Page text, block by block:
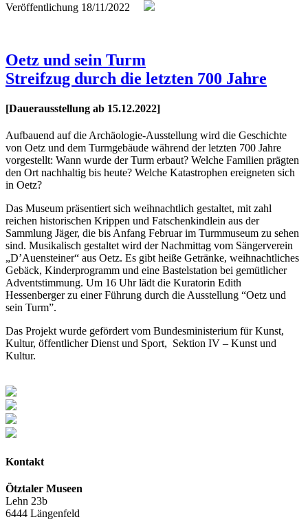
Veröffentlichung 18/11/2022
Oetz und sein Turm
Streifzug durch die letzten 700 Jahre
[Dauerausstellung ab 15.12.2022]
Aufbauend auf die Archäologie-Ausstellung wird die Geschichte
von Oetz und dem Turmgebäude während der letzten 700 Jahre
vorgestellt: Wann wurde der Turm erbaut? Welche Familien prägten
den Ort nachhaltig bis heute? Welche Katastrophen ereigneten sich
in Oetz?
Das Museum präsentiert sich weihnachtlich gestaltet, mit zahl
reichen historischen Krippen und Fatschenkindlein aus der
Sammlung Jäger, die bis Anfang Februar im Turmmuseum zu sehen
sind. Musikalisch gestaltet wird der Nachmittag vom Sängerverein
„D’Auensteiner“ aus Oetz. Es gibt heiße Getränke, weihnachtliches
Gebäck, Kinderprogramm und eine Bastelstation bei gemütlicher
Adventstimmung. Um 16 Uhr lädt die Kuratorin Edith
Hessenberger zu einer Führung durch die Ausstellung “Oetz und
sein Turm”.
Das Projekt wurde gefördert vom Bundesministerium für Kunst,
Kultur, öffentlicher Dienst und Sport, Sektion IV – Kunst und
Kultur.
Kontakt
Ötztaler Museen
Lehn 23b
6444 Längenfeld